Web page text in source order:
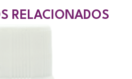
RELACIONADOS